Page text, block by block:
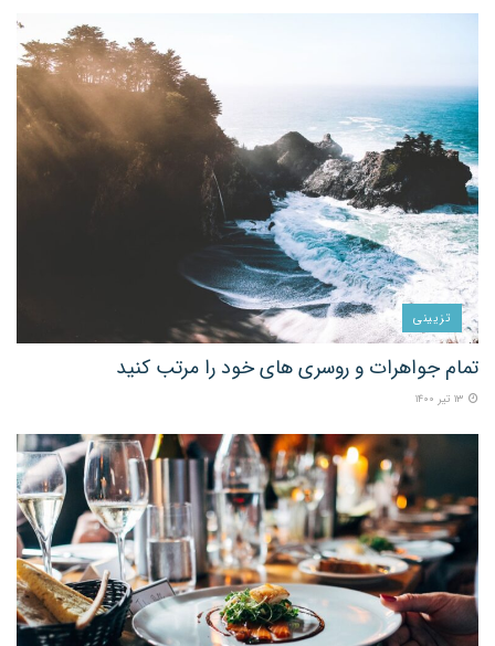
تزیینی
تمام جواهرات و روسری های خود را مرتب کنید